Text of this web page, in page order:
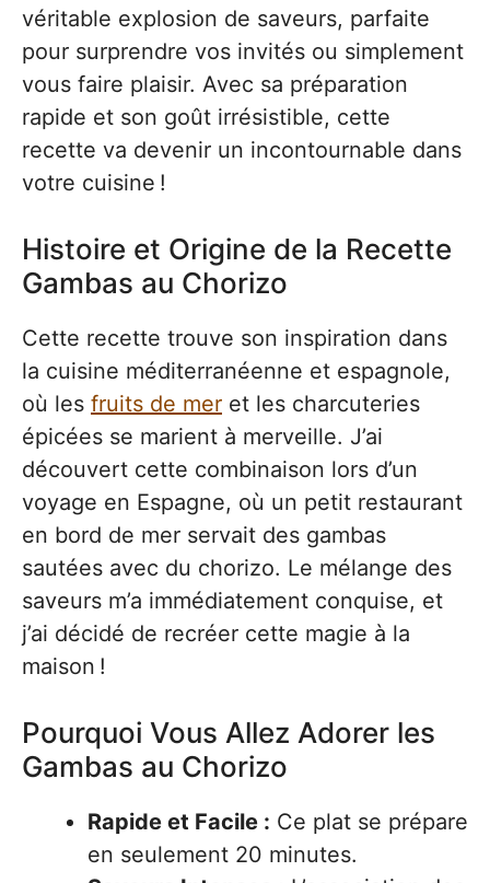
véritable explosion de saveurs, parfaite
pour surprendre vos invités ou simplement
vous faire plaisir. Avec sa préparation
rapide et son goût irrésistible, cette
recette va devenir un incontournable dans
votre cuisine !
Histoire et Origine de la Recette
Gambas au Chorizo
Cette recette trouve son inspiration dans
la cuisine méditerranéenne et espagnole,
où les fruits de mer et les charcuteries
épicées se marient à merveille. J’ai
découvert cette combinaison lors d’un
voyage en Espagne, où un petit restaurant
en bord de mer servait des gambas
sautées avec du chorizo. Le mélange des
saveurs m’a immédiatement conquise, et
j’ai décidé de recréer cette magie à la
maison !
Pourquoi Vous Allez Adorer les
Gambas au Chorizo
Rapide et Facile : Ce plat se prépare
en seulement 20 minutes.